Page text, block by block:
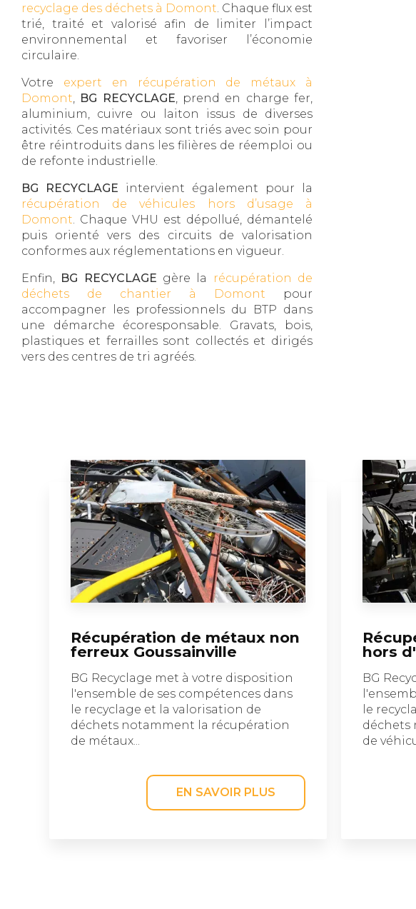
recyclage des déchets à Domont. Chaque flux est
trié, traité et valorisé afin de limiter l’impact
environnemental et favoriser l’économie
circulaire.
Votre expert en récupération de métaux à
Domont, BG RECYCLAGE, prend en charge fer,
aluminium, cuivre ou laiton issus de diverses
activités. Ces matériaux sont triés avec soin pour
être réintroduits dans les filières de réemploi ou
de refonte industrielle.
BG RECYCLAGE intervient également pour la
récupération de véhicules hors d’usage à
Domont. Chaque VHU est dépollué, démantelé
puis orienté vers des circuits de valorisation
conformes aux réglementations en vigueur.
Enfin, BG RECYCLAGE gère la
récupération de
déchets de chantier à Domont pour
accompagner les professionnels du BTP dans
une démarche écoresponsable. Gravats, bois,
plastiques et ferrailles sont collectés et dirigés
vers des centres de tri agréés.
Récupération de métaux non
ferreux Goussainville
BG Recyclage met à votre disposition
l'ensemble de ses compétences dans
le recyclage et la valorisation de
déchets notamment la récupération
de métaux...
EN SAVOIR PLUS
hors
BG
le
déchets
de